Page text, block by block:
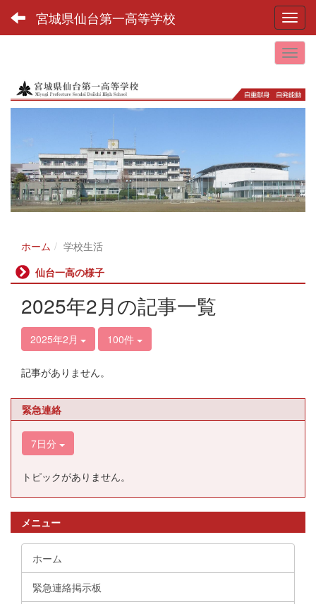
宮城県仙台第一高等学校
ホーム
学校生活
仙台一高の様子
2025年2月の記事一覧
2025年2月 100件
記事がありません。
緊急連絡
7日分
トピックがありません。
メニュー
ホーム
緊急連絡掲示板